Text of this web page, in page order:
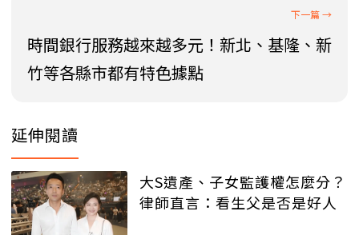
時間銀行服務越來越多元！新北、基隆、新
竹等各縣市都有特色據點
延伸閱讀
大S遺產、子女監護權怎麼分？
律師直言：看生父是否是好人